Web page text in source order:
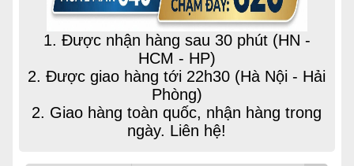
1. Được nhận hàng sau 30 phút (HN -
HCM - HP)
2. Được giao hàng tới 22h30 (Hà Nội - Hải
Phòng)
2. Giao hàng toàn quốc, nhận hàng trong
ngày. Liên hệ!